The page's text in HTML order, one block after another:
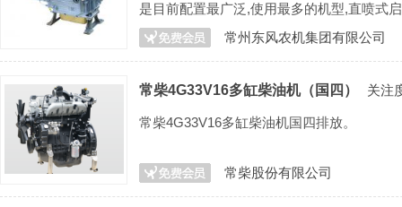
是目前配置最广泛,使用最多的机型,直喷式
择. 主要用途: 小型拖常州东风农机集团有限公司
常柴4G33V16多缸柴油机（国四） 关注
常柴4G33V16多缸柴油机国四排放。
常柴股份有限公司